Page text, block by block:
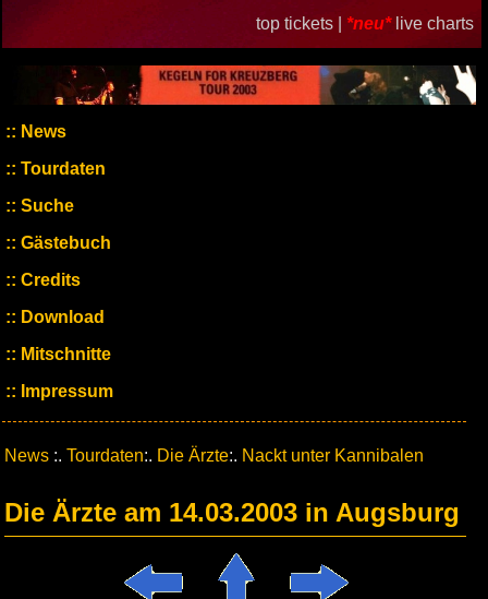
top tickets | *neu* live charts
News
Tourdaten
Suche
Gästebuch
Credits
Download
Mitschnitte
Impressum
News :. Tourdaten:. Die Ärzte:. Nackt unter Kannibalen
Die Ärzte am 14.03.2003 in Augsburg